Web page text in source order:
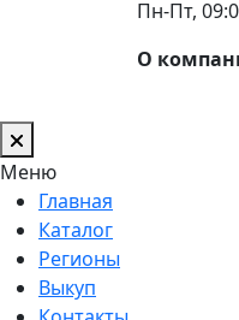
Пн-Пт,
О
Меню
Главная
Каталог
Регионы
Выкуп